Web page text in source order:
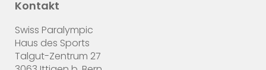
Kontakt
Swiss Paralympic
Haus des Sports
Talgut-Zentrum 27